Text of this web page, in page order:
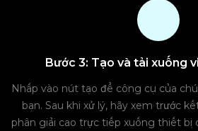
Bước 3: Tạo và tải xuống
Nhấp vào nút tạo để công cụ của
bạn. Sau khi xử lý, hãy xem trước
phân giải cao trực tiếp xuống thiết bị